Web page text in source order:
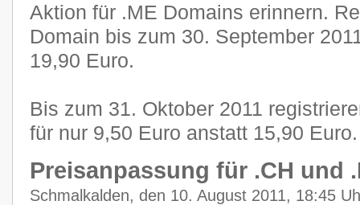
Aktion für .ME Domains erinnern.
Domain bis zum 30. September
19,90 Euro.
Bis zum 31. Oktober 2011
für nur 9,50 Euro anstatt 15,90 Euro.
Preisanpassung für .CH und
Schmalkalden, den 10. August 2011, 18:45